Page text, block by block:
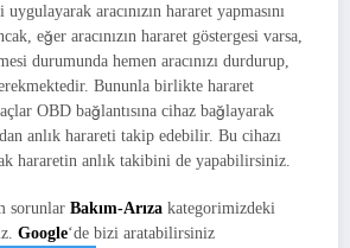
aracınızın hararet yapmasını
eğer aracınızın hararet göstergesi varsa,
durumunda hemen aracınızı durdurup,
Bununla birlikte hararet
OBD bağlantısına cihaz bağlayarak
anlık harareti takip edebilir. Bu cihazı
hararetin anlık takibini de yapabilirsiniz.
sorunlar Bakım-Arıza kategorimizdeki
Google‘de bizi aratabilirsiniz